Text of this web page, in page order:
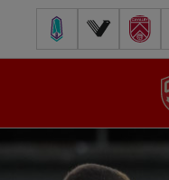
Pacific FC Vancouver FCCavalry FC